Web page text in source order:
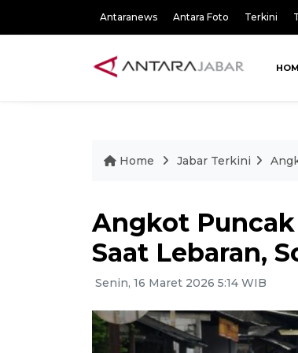
Antaranews Antara Foto Terkini
Home Jabar Terkini
Angkot
Saat Lebaran,
Senin, 16 Maret 2026 5:14 WIB